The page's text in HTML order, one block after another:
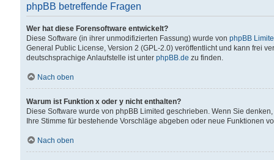
phpBB betreffende Fragen
Wer hat diese Forensoftware entwickelt?
Diese Software (in ihrer unmodifizierten Fassung) wurde von phpBB
General Public License, Version 2 (GPL-2.0) veröffentlicht und kann frei
deutschsprachige Anlaufstelle ist unter phpBB.de zu finden.
Nach oben
Warum ist Funktion x oder y nicht enthalten?
Diese Software wurde von phpBB Limited geschrieben. Wenn Sie
Ihre Stimme für bestehende Vorschläge abgeben oder neue Funktionen
Nach oben